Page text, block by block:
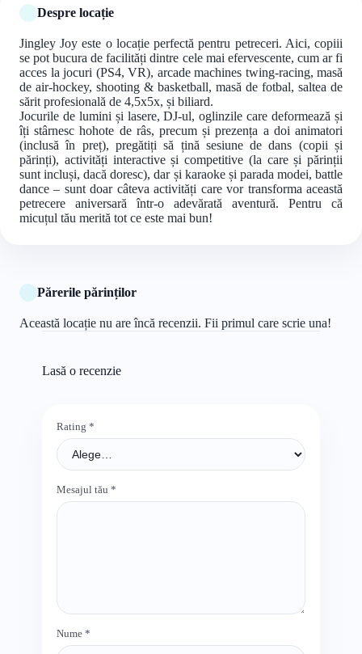
Despre locație
Jingley Joy este o locație perfectă pentru petreceri. Aici, copiii
se pot bucura de facilități dintre cele mai efervescente, cum ar fi
acces la jocuri (PS4, VR), arcade machines twing-racing, masă
de air-hockey, shooting & basketball, masă de fotbal, saltea de
sărit profesională de 4,5x5x, și biliard.
Jocurile de lumini și lasere, DJ-ul, oglinzile care deformează și
îți stârnesc hohote de râs, precum și prezența a doi animatori
(inclusă în preț), pregătiți să țină sesiune de dans (copii și
părinți), activități interactive și competitive (la care și părinții
sunt incluși, dacă doresc), dar și karaoke și parada modei, battle
dance – sunt doar câteva activități care vor transforma această
petrecere aniversară într-o adevărată aventură. Pentru că
micuțul tău merită tot ce este mai bun!
Părerile părinților
Această locație nu are încă recenzii. Fii primul care scrie una!
Lasă o recenzie
Rating *
Mesajul tău *
Nume *